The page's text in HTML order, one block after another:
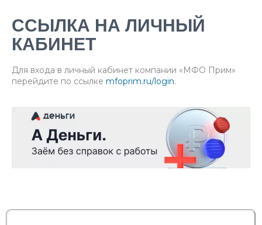
ССЫЛКА НА ЛИЧНЫЙ
КАБИНЕТ
Для входа в личный кабинет компании «МФО Прим»
перейдите по ссылке mfoprim.ru/login.